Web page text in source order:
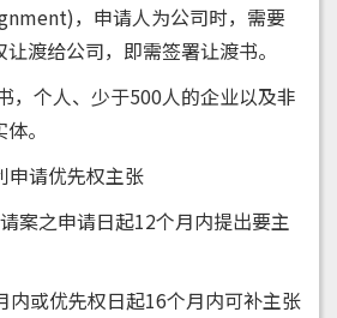
，申请人为公司时，需要
渡给公司，即需签署让渡书。
个人、少于500人的企业以及非
。
请优先权主张
之申请日起12个月内提出要主
或优先权日起16个月内可补主张